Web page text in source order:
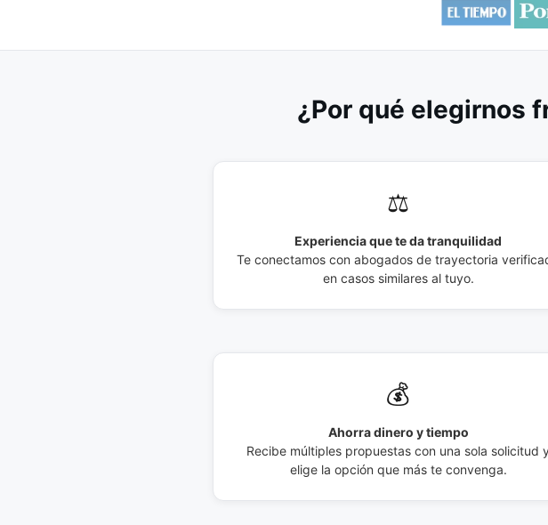
¿Por qué elegirnos
⚖️
Experiencia que te da tranquilidad
Te conectamos con abogados de trayectoria
en casos similares al tuyo.
💰
Ahorra dinero y tiempo
Recibe múltiples propuestas con una sola solicitud
elige la opción que más te convenga.